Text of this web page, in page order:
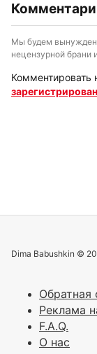
Мы будем
нецензурной брани
Комментировать
Dima Babushkin ©
Обратная
Реклама
F.A.Q.
О нас